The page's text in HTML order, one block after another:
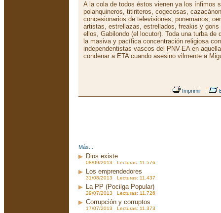
A la cola de todos éstos vienen ya los ínfimos
polanquineros, titiriteros, cogecosas,
concesionarios de televisiones, ponemanos,
artistas, estrellazas, estrellados, freakis y
ellos, Gabilondo (el locutor). Toda una turba de
la masiva y pacífica concentración religiosa
independentistas vascos del PNV-EA en
condenar a ETA cuando asesino vilmente a
Imprimir
Más...
Dios existe
08/09/2013 Lecturas: 11.576
Los emprendedores
31/08/2013 Lecturas: 11.437
La PP (Pocilga Popular)
29/07/2013 Lecturas: 11.726
Corrupción y corruptos
17/07/2013 Lecturas: 11.373